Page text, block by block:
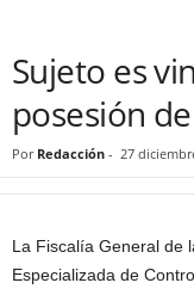
Sujeto es
posesión
Por Redacción - 27
La Fiscalía General de
Especializada de